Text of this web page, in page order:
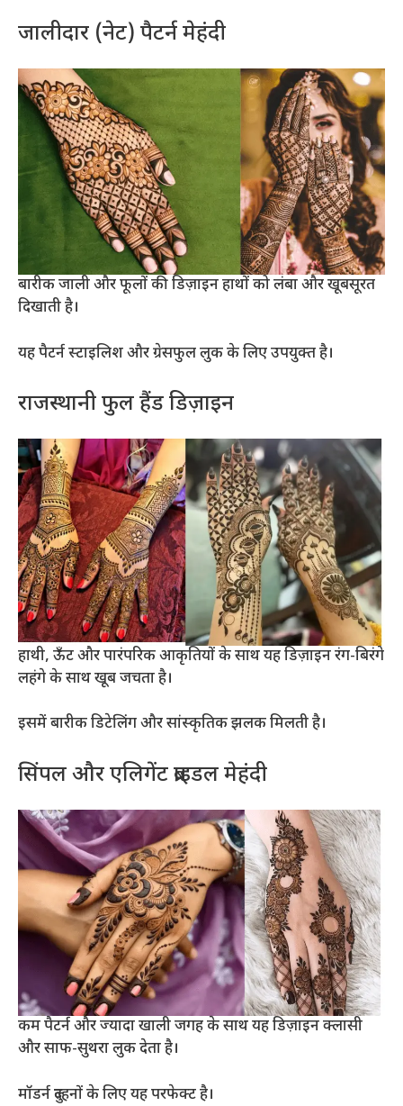
जालीदार (नेट) पैटर्न मेहंदी
बारीक जाली और फूलों की डिज़ाइन हाथों को लंबा और खूबसूरत
दिखाती है।
यह पैटर्न स्टाइलिश और ग्रेसफुल लुक के लिए उपयुक्त है।
राजस्थानी फुल हैंड डिज़ाइन
हाथी, ऊँट और पारंपरिक आकृतियों के साथ यह डिज़ाइन रंग-बिरंगे
लहंगे के साथ खूब जचता है।
इसमें बारीक डिटेलिंग और सांस्कृतिक झलक मिलती है।
सिंपल और एलिगेंट ब्राइडल मेहंदी
कम पैटर्न और ज्यादा खाली जगह के साथ यह डिज़ाइन क्लासी
और साफ-सुथरा लुक देता है।
मॉडर्न दुल्हनों के लिए यह परफेक्ट है।